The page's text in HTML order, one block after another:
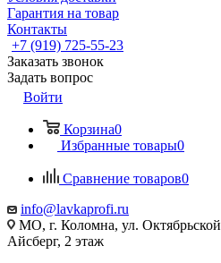
Гарантия на товар
Контакты
+7 (919) 725-55-23
Заказать звонок
Задать вопрос
Войти
Корзина0
Избранные товары0
Сравнение товаров0
info@lavkaprofi.ru
МО, г. Коломна, ул.
Айсберг, 2 этаж